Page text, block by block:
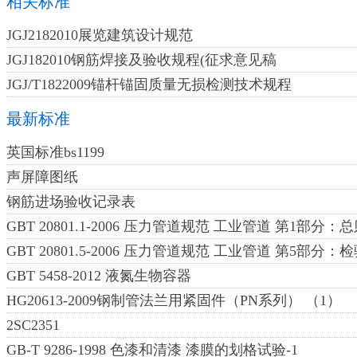
JGJ2182010展览建筑设计规范
JGJ182010钢筋焊接及验收规程(征求意见稿
JGJ/T1822009锚杆锚固质量无损检测技术规程
最新标准
英国标准bs1199
声屏障图纸
钢筋进场验收记录表
GBT 20801.1-2006 压力管道规范 工业管道 第1部分：总
GBT 20801.5-2006 压力管道规范 工业管道 第5部分：
GBT 5458-2012 液氮生物容器
HG20613-2009钢制管法兰用紧固件（PN系列） （1）
2SC2351
GB-T 9286-1998 色漆和清漆 漆膜的划格试验-1